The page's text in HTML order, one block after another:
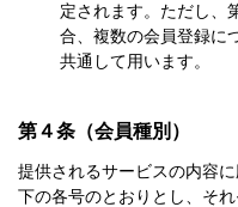
定されます。ただし、
合、複数の会員登録に
共通して用います。
第４条（会員種別）
提供されるサービスの内容
下の各号のとおりとし、そ